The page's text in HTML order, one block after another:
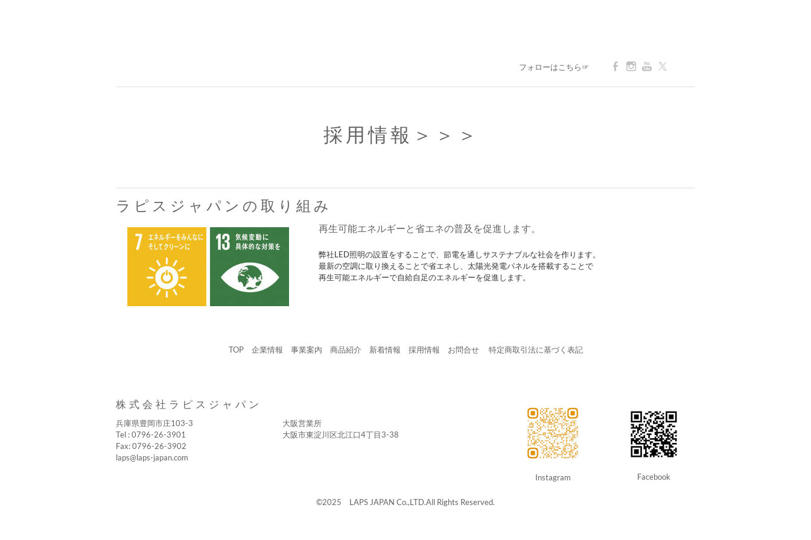
フォローはこちら☞
採用情報 ＞＞＞
ラピスジャパンの取り組み
再生可能エネルギーと省エネの普及を促進します。
弊社LED照明の設置をすることで、節電を通しサステナブルな社会を作ります。
最新の空調に取り換えることで省エネし、太陽光発電パネルを搭載することで
再生可能エネルギーで自給自足のエネルギーを促進します。
TOP 企業情報 事業案内 商品紹介 新着情報 採用情報 お問合せ 特定商取引法に基づく表記
株式会社ラピスジャパン
兵庫県豊岡市庄103-3
Tel : 0796-26-3901
Fax: 0796-26-3902
laps@laps-japan.com
大阪営業所
大阪市東淀川区北江口4丁目3-38
Instagram Facebook
©2025 LAPS JAPAN Co.,LTD.All Rights Reserved.